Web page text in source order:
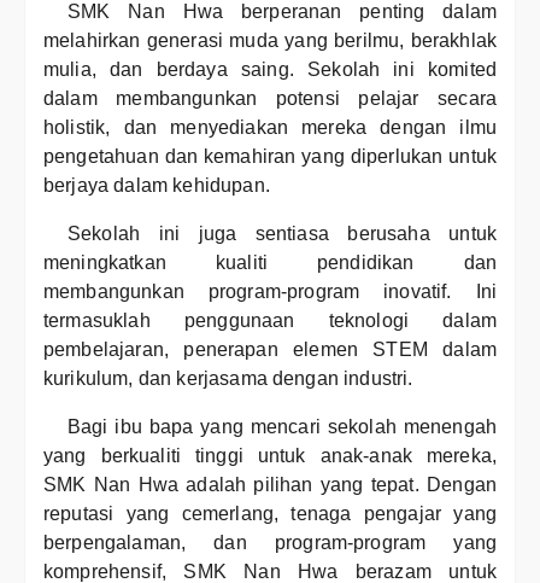
SMK Nan Hwa berperanan penting dalam
melahirkan generasi muda yang berilmu, berakhlak
mulia, dan berdaya saing. Sekolah ini komited
dalam membangunkan potensi pelajar secara
holistik, dan menyediakan mereka dengan ilmu
pengetahuan dan kemahiran yang diperlukan untuk
berjaya dalam kehidupan.
Sekolah ini juga sentiasa berusaha untuk
meningkatkan kualiti pendidikan dan
membangunkan program-program inovatif. Ini
termasuklah penggunaan teknologi dalam
pembelajaran, penerapan elemen STEM dalam
kurikulum, dan kerjasama dengan industri.
Bagi ibu bapa yang mencari sekolah menengah
yang berkualiti tinggi untuk anak-anak mereka,
SMK Nan Hwa adalah pilihan yang tepat. Dengan
reputasi yang cemerlang, tenaga pengajar yang
berpengalaman, dan program-program yang
komprehensif, SMK Nan Hwa berazam untuk